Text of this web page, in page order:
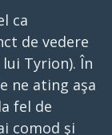
ca
de vedere
Tyrion). În
ne ating aşa
fel de
comod şi